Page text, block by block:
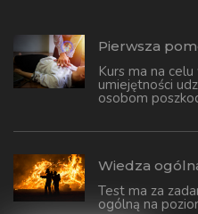
Pierwsza
Kurs ma na
umiejętności
osobom
Wiedza
Test ma za
ogólną na